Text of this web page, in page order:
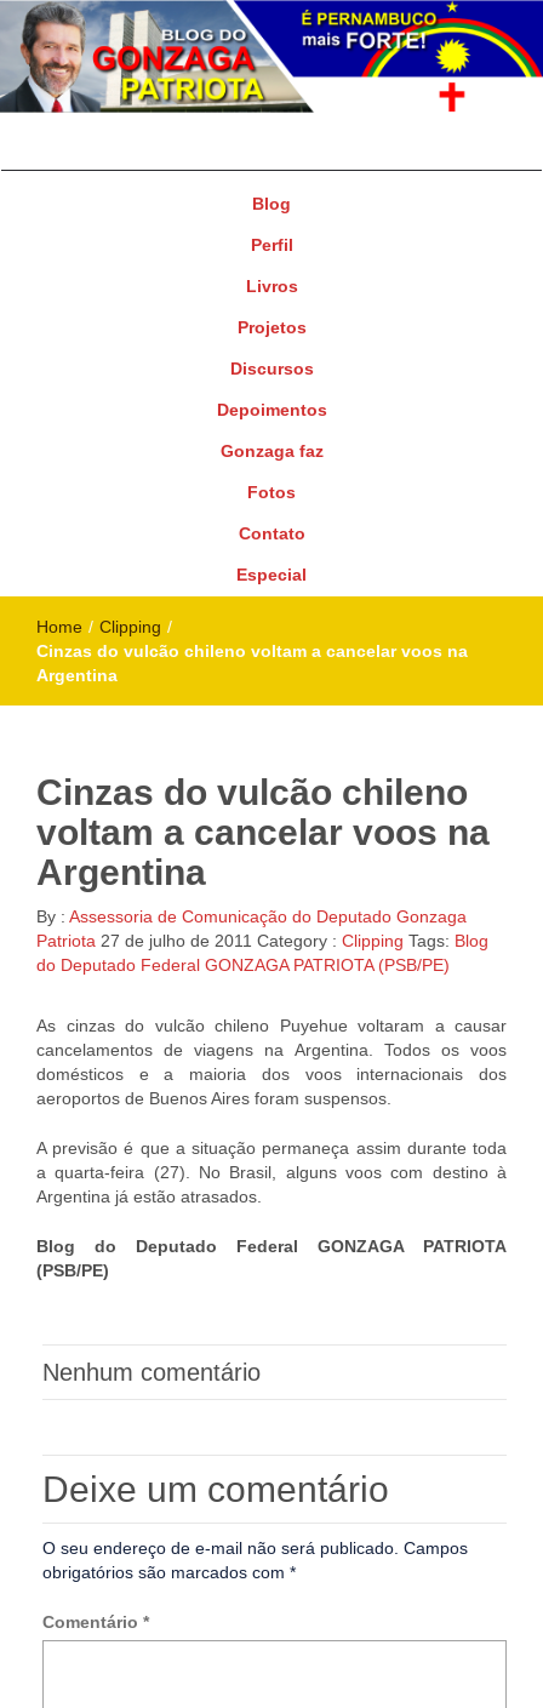
Blog
Perfil
Livros
Projetos
Discursos
Depoimentos
Gonzaga faz
Fotos
Contato
Especial
Home / Clipping /
Cinzas do vulcão chileno voltam a cancelar voos na
Argentina
Cinzas do vulcão chileno
voltam a cancelar voos na
Argentina
By : Assessoria de Comunicação do Deputado Gonzaga
Patriota 27 de julho de 2011 Category : Clipping Tags: Blog
do Deputado Federal GONZAGA PATRIOTA (PSB/PE)
As cinzas do vulcão chileno Puyehue voltaram a causar
cancelamentos de viagens na Argentina. Todos os voos
domésticos e a maioria dos voos internacionais dos
aeroportos de Buenos Aires foram suspensos.
A previsão é que a situação permaneça assim durante toda
a quarta-feira (27). No Brasil, alguns voos com destino à
Argentina já estão atrasados.
Blog do Deputado Federal GONZAGA PATRIOTA
(PSB/PE)
Nenhum comentário
Deixe um comentário
O seu endereço de e-mail não será publicado. Campos
obrigatórios são marcados com *
Comentário *